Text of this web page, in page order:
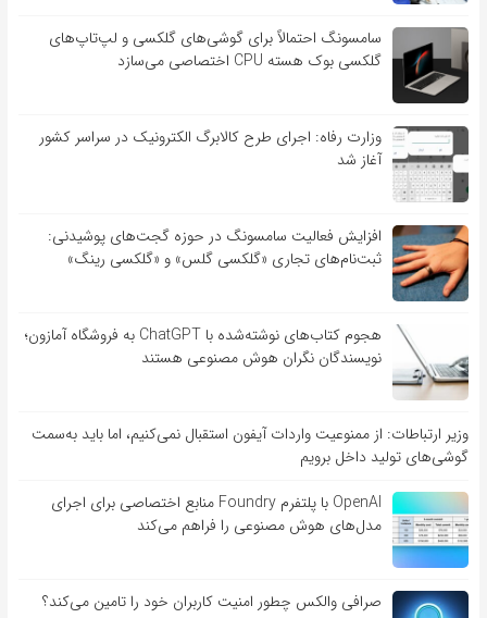
سامسونگ احتمالاً برای گوشی‌های گلکسی و لپ‌تاپ‌های
گلکسی بوک هسته CPU اختصاصی می‌سازد
وزارت رفاه: اجرای طرح کالابرگ الکترونیک در سراسر کشور
آغاز شد
افزایش فعالیت سامسونگ در حوزه گجت‌های پوشیدنی:
ثبت‌نام‌های تجاری «گلکسی گلس» و «گلکسی رینگ»
هجوم کتاب‌های نوشته‌شده با ChatGPT به فروشگاه آمازون؛
نویسندگان نگران هوش مصنوعی هستند
وزیر ارتباطات: از ممنوعیت واردات آیفون استقبال نمی‌کنیم، اما باید به‌سمت
گوشی‌های تولید داخل برویم
OpenAI با پلتفرم Foundry منابع اختصاصی برای اجرای
مدل‌های هوش مصنوعی را فراهم می‌کند
صرافی والکس چطور امنیت کاربران خود را تامین می‌کند؟